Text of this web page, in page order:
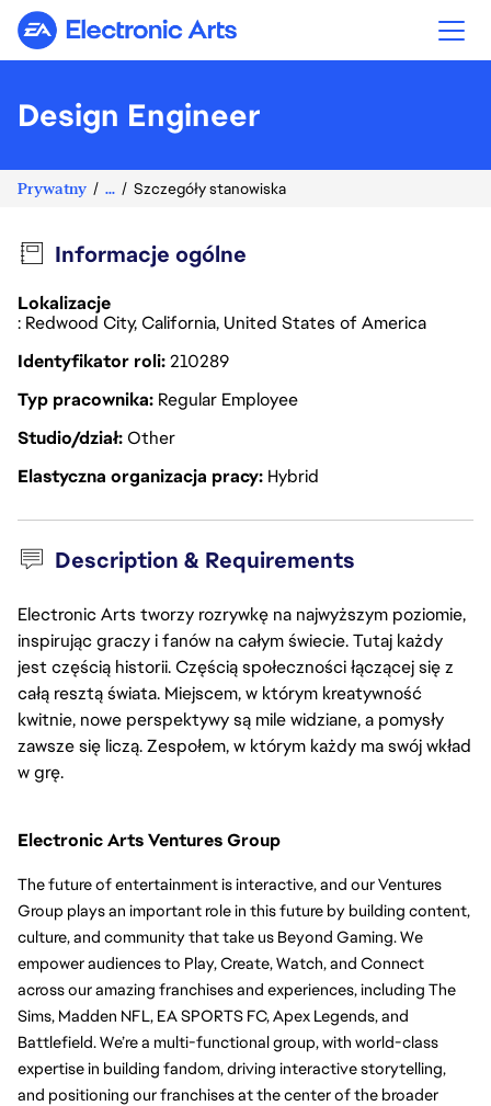
Electronic Arts
Design Engineer
Prywatny ... Szczegóły stanowiska
Informacje ogólne
Lokalizacje
: Redwood City, California, United States of America
Identyfikator roli210289
Typ pracownika Regular Employee
Studio/działOther
Elastyczna organizacja pracy Hybrid
Description & Requirements
Electronic Arts tworzy rozrywkę na najwyższym poziomie,
inspirując graczy i fanów na całym świecie. Tutaj każdy
jest częścią historii. Częścią społeczności łączącej się z
całą resztą świata. Miejscem, w którym kreatywność
kwitnie, nowe perspektywy są mile widziane, a pomysły
zawsze się liczą. Zespołem, w którym każdy ma swój wkład
w grę.
Electronic Arts Ventures Group
The future of entertainment is interactive, and our Ventures
Group plays an important role in this future by building content,
culture, and community that take us Beyond Gaming. We
empower audiences to Play, Create, Watch, and Connect
across our amazing franchises and experiences, including The
Sims, Madden NFL, EA SPORTS FC, Apex Legends, and
Battlefield. We’re a multi-functional group, with world-class
expertise in building fandom, driving interactive storytelling,
and positioning our franchises at the center of the broader